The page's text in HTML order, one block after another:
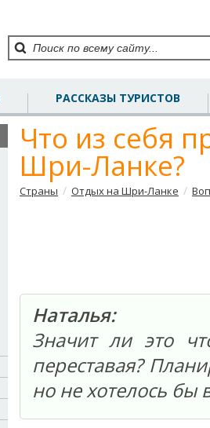
РАССКАЗЫ ТУРИСТОВ
Что из себя
Шри-Ланке?
Страны / Отдых на Шри-Ланке /
Наталья:
Значит ли это
переставая?
но не хотелось бы